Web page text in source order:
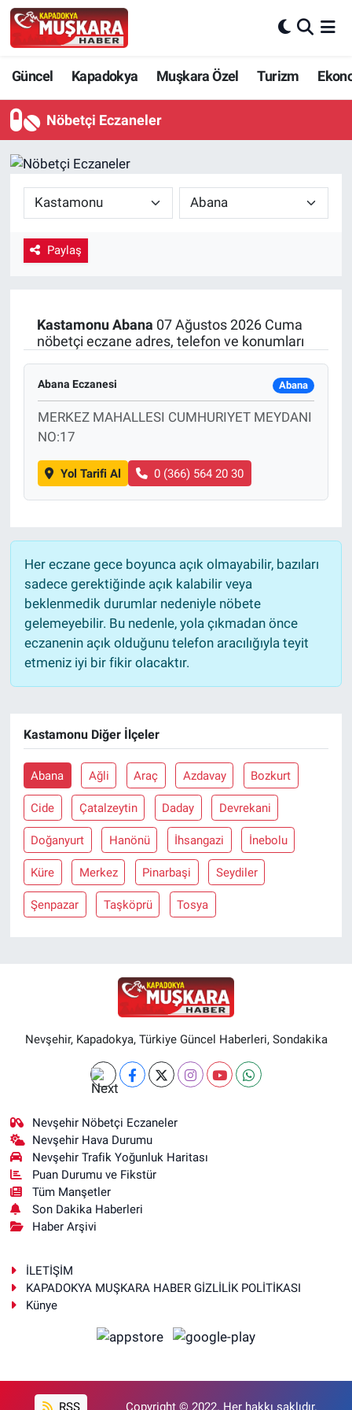
Güncel Kapadokya Muşkara Özel Turizm
Nöbetçi Eczaneler
Paylaş
Kastamonu Abana 07 Ağustos 2026 Cuma
nöbetçi eczane adres, telefon ve konumları
Abana Eczanesi Abana
MERKEZ MAHALLESI CUMHURIYET MEYDANI
NO:17
Yol Tarifi Al 0 (366) 564 20 30
Her eczane gece boyunca açık olmayabilir, bazıları
sadece gerektiğinde açık kalabilir veya
beklenmedik durumlar nedeniyle nöbete
gelemeyebilir. Bu nedenle, yola çıkmadan önce
eczanenin açık olduğunu telefon aracılığıyla teyit
etmeniz iyi bir fikir olacaktır.
Kastamonu Diğer İlçeler
Abana Ağli Araç Azdavay Bozkurt
Cide Çatalzeytin Daday Devrekani
Doğanyurt Hanönü İhsangazi İnebolu
Küre Merkez Pinarbaşi Seydiler
Şenpazar Taşköprü Tosya
Nevşehir, Kapadokya, Türkiye Güncel Haberleri, Sondakika
Nevşehir Nöbetçi Eczaneler
Nevşehir Hava Durumu
Nevşehir Trafik Yoğunluk Haritası
Puan Durumu ve Fikstür
Tüm Manşetler
Son Dakika Haberleri
Haber Arşivi
İLETİŞİM
KAPADOKYA MUŞKARA HABER GİZLİLİK POLİTİKASI
Künye
RSS Copyright © 2022. Her hakkı saklıdır.
Güncel
SEÇİM
Ekonomi
Kapadokya
Kültür - Sanat
Yaşam
VEFATLAR
Nevşehir Hava Durumu
Nevşehir Trafik Yoğunluk Haritası
Tüm Manşetler
Son Dakika Haberleri